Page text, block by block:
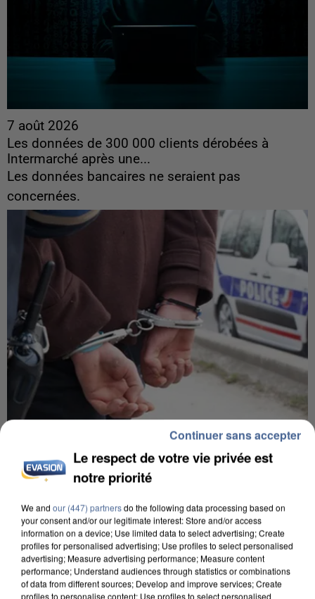
7 août 2026
Les données de 300 000 clients dérobées à
Intermarché après une...
Les données bancaires ne seraient pas
concernées.
7 août 2026
Un second cadre de la DZ Mafia interpellé en
Algérie
Un cofondateur du réseau avait été interpellé
quelques jours plus tôt.
Le respect de votre vie privée est
notre priorité
We and our (447) partnersdo the following data processing based on
your consent and/or our legitimate interest: Store and/or access
information on a device; Use limited data to select advertising; Create
profiles for personalised advertising; Use profiles to select personalised
advertising; Measure advertising performance; Measure content
performance; Understand audiences through statistics or combinations
of data from different sources; Develop and improve services; Create
profiles to personalise content; Use profiles to select personalised
Continuer sans accepter